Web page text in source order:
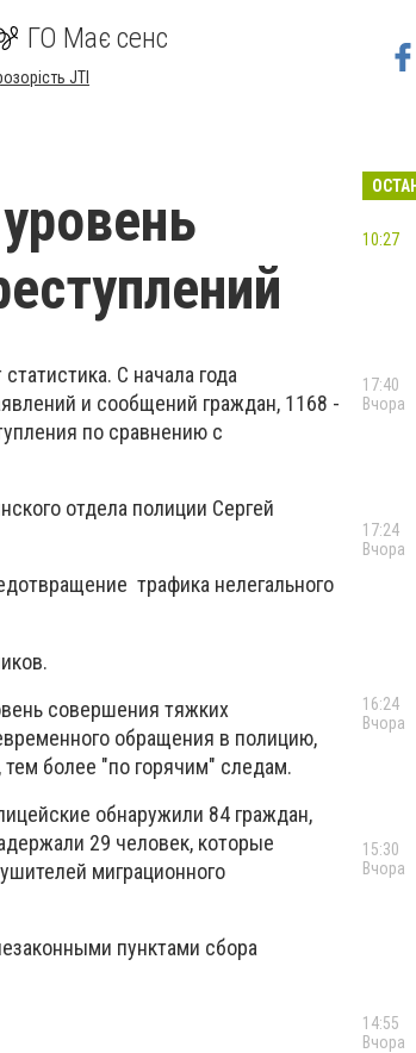
ГО Має сенс
JTI
С начала года
и сообщений граждан, 1168 -
по сравнению с
отдела полиции Сергей
трафика нелегального
совершения тяжких
обращения в полицию,
более "по горячим" следам.
обнаружили 84 граждан,
29 человек, которые
миграционного
пунктами сбора
10:27
17:40
Вчора
17:24
Вчора
16:24
Вчора
15:30
Вчора
14:55
Вчора